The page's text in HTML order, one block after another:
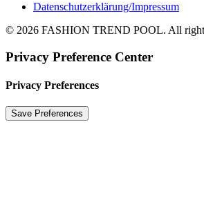
Datenschutzerklärung/Impressum
© 2026 FASHION TREND POOL. All
Privacy Preference Center
Privacy Preferences